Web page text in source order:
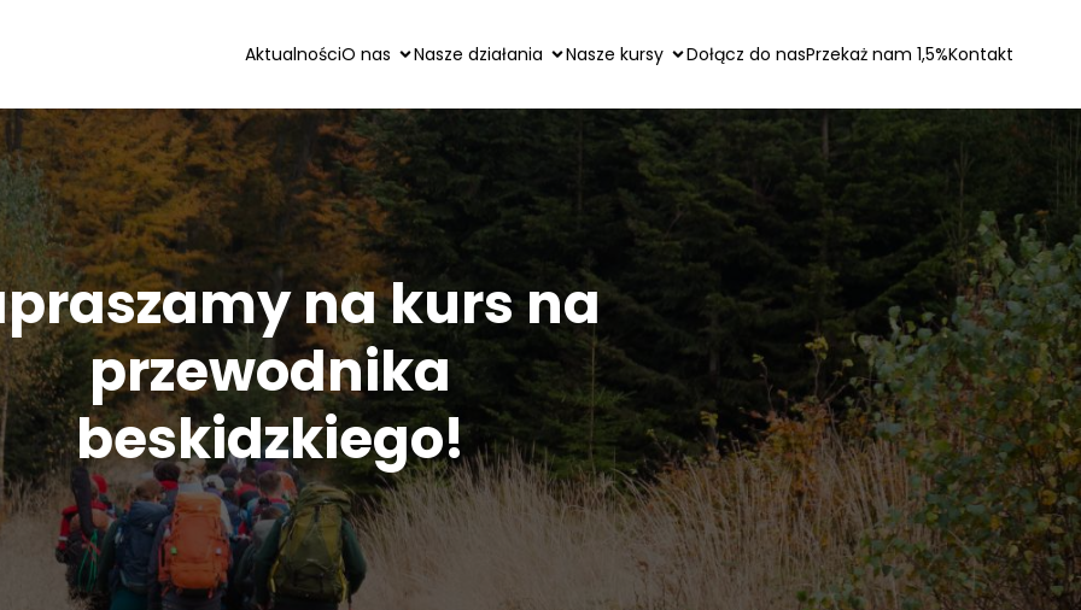
AktualnościO nas Nasze działania Nasze kursy Dołącz do nasPrzekaż nam 1,5%Kontakt
na kurs na
przewodnika
beskidzkiego!